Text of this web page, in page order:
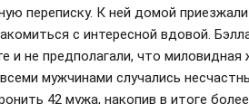
переписку. К ней домой приезжали
с интересной вдовой.
и не предполагали, что
мужчинами случались
42 мужа, накопив в итоге более